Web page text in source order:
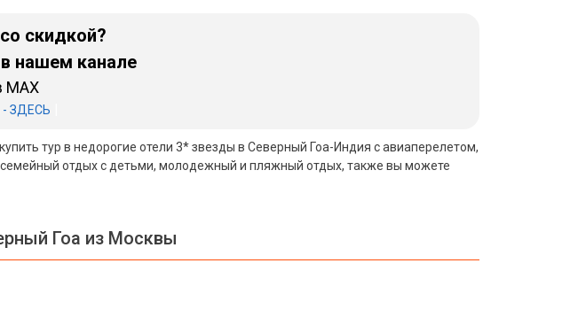
скидкой?
нашем канале
MAX
ЗДЕСЬ
тур в недорогие отели 3* звезды в Северный Гоа-Индия с авиаперелетом,
отдых с детьми, молодежный и пляжный отдых, также вы можете
Гоа из Москвы